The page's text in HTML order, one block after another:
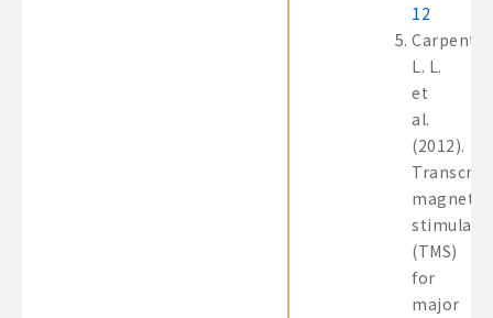
12
L. L.
et
al.
(2012).
magnetic
(TMS)
for
major